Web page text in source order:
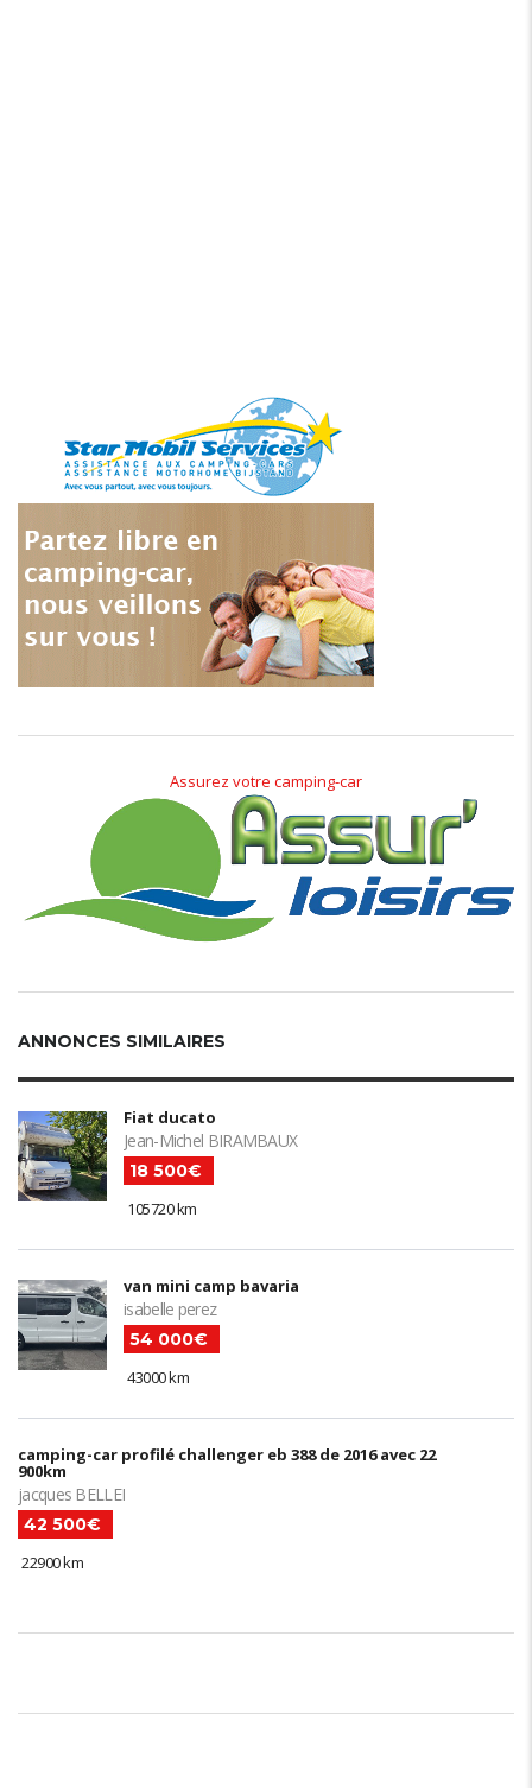
Assurez votre camping-car
ANNONCES SIMILAIRES
Fiat ducato
Jean-Michel BIRAMBAUX
18 500€
105720 km
van mini camp bavaria
isabelle perez
54 000€
43000 km
camping-car profilé challenger eb 388 de 2016 avec 22
900km
jacques BELLEI
42 500€
22900 km